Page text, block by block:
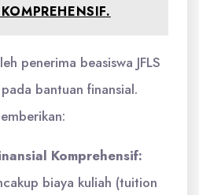
penerima beasiswa JFLS
bantuan finansial.
Komprehensif:
biaya kuliah (tuition